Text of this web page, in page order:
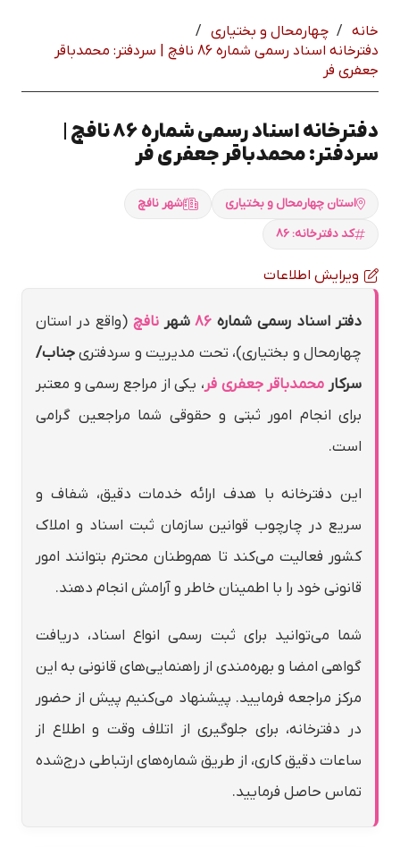
خانه / چهارمحال و بختياري /
دفترخانه اسناد رسمی شماره 86 نافچ | سردفتر: محمدباقر
جعفري فر
دفترخانه اسناد رسمی شماره 86 نافچ |
سردفتر: محمدباقر جعفري فر
استان چهارمحال و بختياري
شهر نافچ
کد دفترخانه: 86
ویرایش اطلاعات
دفتر اسناد رسمی شماره 86شهرنافچ (واقع در استان
چهارمحال و بختياري)، تحت مدیریت و سردفتریجناب/
سرکار محمدباقر جعفري فر، یکی از مراجع رسمی و معتبر
برای انجام امور ثبتی و حقوقی شما مراجعین گرامی
است.
این دفترخانه با هدف ارائه خدمات دقیق، شفاف و
سریع در چارچوب قوانین سازمان ثبت اسناد و املاک
کشور فعالیت می‌کند تا هم‌وطنان محترم بتوانند امور
قانونی خود را با اطمینان خاطر و آرامش انجام دهند.
شما می‌توانید برای ثبت رسمی انواع اسناد، دریافت
گواهی امضا و بهره‌مندی از راهنمایی‌های قانونی به این
مرکز مراجعه فرمایید. پیشنهاد می‌کنیم پیش از حضور
در دفترخانه، برای جلوگیری از اتلاف وقت و اطلاع از
ساعات دقیق کاری، از طریق شماره‌های ارتباطی درج‌شده
تماس حاصل فرمایید.